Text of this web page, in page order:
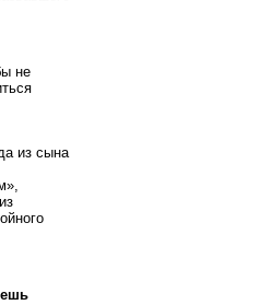
не
из сына